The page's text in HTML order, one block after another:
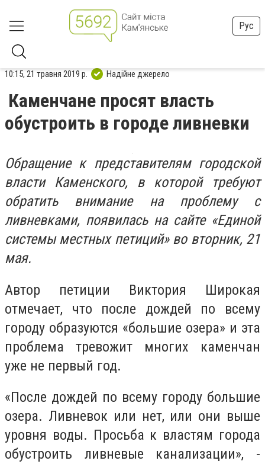
Рус
10:15, 21 травня 2019 р. Надійне джерело
Каменчане просят власть
обустроить в городе ливневки
Обращение к представителям городской
власти Каменского, в которой требуют
обратить внимание на проблему с
ливневками, появилась на сайте «Единой
системы местных петиций» во вторник, 21
мая.
Автор петиции Виктория Широкая
отмечает, что после дождей по всему
городу образуются «большие озера» и эта
проблема тревожит многих каменчан
уже не первый год.
«После дождей по всему городу большие
озера. Ливневок или нет, или они выше
уровня воды. Просьба к властям города
обустроить ливневые канализации», -